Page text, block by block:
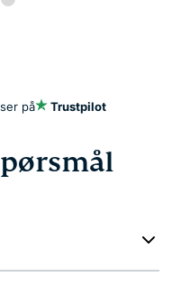
på Trustpilot